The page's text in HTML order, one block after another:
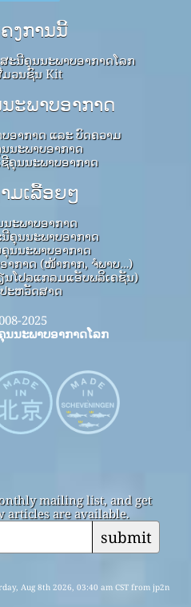
ງການນີ້
ະນີຄຸນນະພາບອາກາດໂລກ
ວນ​ຊົນ Kit
ະພາບອາກາດ
ອາກາດ ແລະ ບົດຄວາມ
ນະພາບອາກາດ
ຊີຄຸນນະພາບອາກາດ
ມເລື້ອຍໆ
ະພາບອາກາດ
ຄຸນນະພາບອາກາດ
ນນະພາບອາກາດ
າກາດ (ໜ້າກາກ, ຈໍພາບ…)
ນໂປລແກລມແອັບພລິເຄຊັນ)
ະຫວັດສາດ
2025
ນນະພາບອາກາດໂລກ
mailing list, and get
are available.
submit
Aug 8th 2026, 03:40 am CST from jp2n